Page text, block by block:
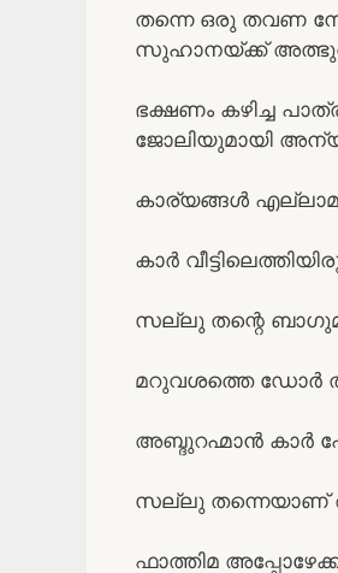
തന്നെ ഒരു തവണ
സുഹാനയ്ക്ക്
ഭക്ഷണം കഴിച്ച
ജോലിയുമായി
കാര്യങ്ങൾ
കാർ
സല്ലു തന്റെ
മറുവശത്തെ ഡോർ
അബ്ദുറഹ്മാൻ കാർ
സല്ലു തന്നെയാണ്
ഫാത്തിമ